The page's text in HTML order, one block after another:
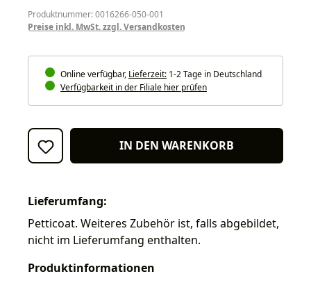
Produktnummer: 0016266-050-001
Preise inkl. MwSt. zzgl. Versandkosten
Online verfügbar, Lieferzeit: 1-2 Tage in Deutschland
Verfügbarkeit in der Filiale hier prüfen
IN DEN WARENKORB
Lieferumfang:
Petticoat. Weiteres Zubehör ist, falls abgebildet,
nicht im Lieferumfang enthalten.
Produktinformationen